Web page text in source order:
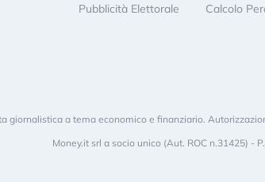
Pubblicità Elettorale
Calcolo
giornalistica a tema economico e finanziario.
Money.it srl a socio unico (Aut. ROC n.31425) -